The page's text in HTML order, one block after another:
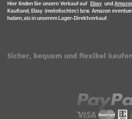
Hier finden Sie unsern Verkauf auf Ebayund
Kaufland, Ebay (motofischtec) bzw. Amazon
haben, als in unserem Lager-Direktverkauf.
Sicher, bequem und flexibel